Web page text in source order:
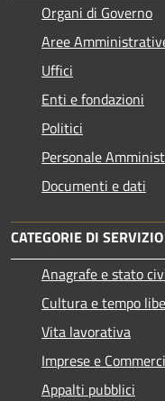
Organi di Governo
Aree
Uffici
Enti e fondazioni
Politici
Personale
Documenti e dati
CATEGORIE DI SERVIZIO
Anagrafe e stato
Cultura e tempo
Vita lavorativa
Imprese e
Appalti pubblici